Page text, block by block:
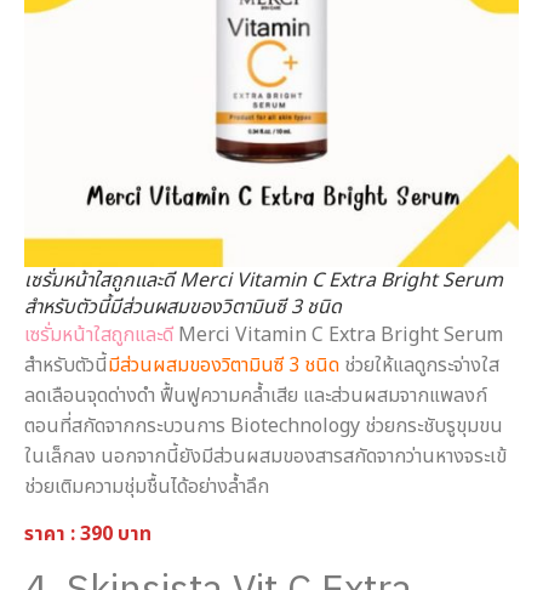
เซรั่มหน้าใสถูกและดี Merci Vitamin C Extra Bright Serum
สำหรับตัวนี้มีส่วนผสมของวิตามินซี 3 ชนิด
เซรั่มหน้าใสถูกและดี Merci Vitamin C Extra Bright Serum
สำหรับตัวนี้มีส่วนผสมของวิตามินซี 3 ชนิด ช่วยให้แลดูกระจ่างใส
ลดเลือนจุดด่างดำ ฟื้นฟูความคล้ำเสีย และส่วนผสมจากแพลงก์
ตอนที่สกัดจากกระบวนการ Biotechnology ช่วยกระชับรูขุมขน
ในเล็กลง นอกจากนี้ยังมีส่วนผสมของสารสกัดจากว่านหางจระเข้
ช่วยเติมความชุ่มชื้นได้อย่างล้ำลึก
ราคา : 390 บาท